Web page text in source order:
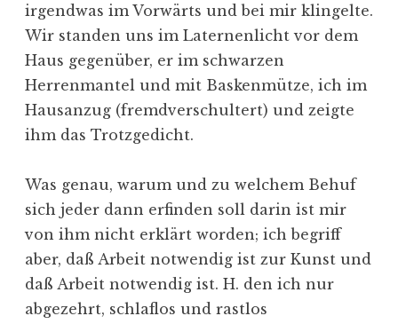
irgendwas im Vorwärts und bei mir klingelte.
Wir standen uns im Laternenlicht vor dem
Haus gegenüber, er im schwarzen
Herrenmantel und mit Baskenmütze, ich im
Hausanzug (fremdverschultert) und zeigte
ihm das Trotzgedicht.
Was genau, warum und zu welchem Behuf
sich jeder dann erfinden soll darin ist mir
von ihm nicht erklärt worden; ich begriff
aber, daß Arbeit notwendig ist zur Kunst und
daß Arbeit notwendig ist. H. den ich nur
abgezehrt, schlaflos und rastlos